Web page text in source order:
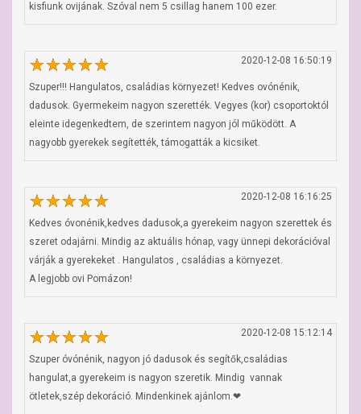
kisfiunk ovijának. Szóval nem 5 csillag hanem 100 ezer.
2020-12-08 16:50:19
Szuper!!! Hangulatos, családias környezet! Kedves ovónénik,
dadusok. Gyermekeim nagyon szerették. Vegyes (kor) csoportoktól
eleinte idegenkedtem, de szerintem nagyon jól működött. A
nagyobb gyerekek segítették, támogatták a kicsiket.
2020-12-08 16:16:25
Kedves óvonénik,kedves dadusok,a gyerekeim nagyon szerettek és
szeret odajárni. Mindig az aktuális hónap, vagy ünnepi dekorációval
várják a gyerekeket . Hangulatos , családias a környezet.
A legjobb ovi Pomázon!
2020-12-08 15:12:14
Szuper óvónénik, nagyon jó dadusok és segítők,családias
hangulat,a gyerekeim is nagyon szeretik. Mindig  vannak
ötletek,szép dekoráció. Mindenkinek ajánlom.❤